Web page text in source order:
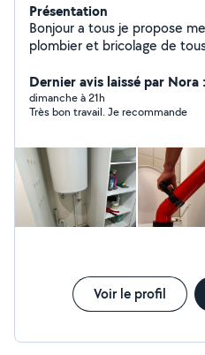
Présentation
Bonjour a tous je propose
plombier et bricolage de
Dernier avis laissé par Nora
dimanche à 21h
Très bon travail. Je recommande
Voir le profil